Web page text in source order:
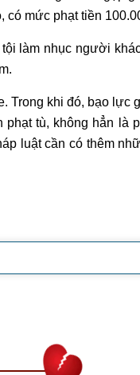
mức phạt tiền
làm nhục người
khi đó, bạo lực
tù, không hẳn là
luật cần có thêm